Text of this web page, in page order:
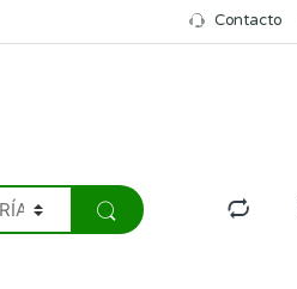
Contacto